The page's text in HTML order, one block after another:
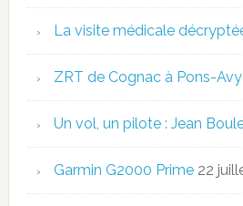
La visite médicale
ZRT de Cognac à Pons-Avy
Un vol, un pilote : Jean
Garmin G2000 Prime 22